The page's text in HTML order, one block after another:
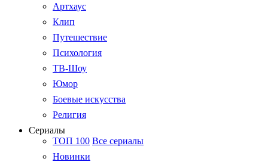
Артхаус
Клип
Путешествие
Психология
ТВ-Шоу
Юмор
Боевые искусства
Религия
Сериалы
ТОП 100 Все сериалы
Новинки